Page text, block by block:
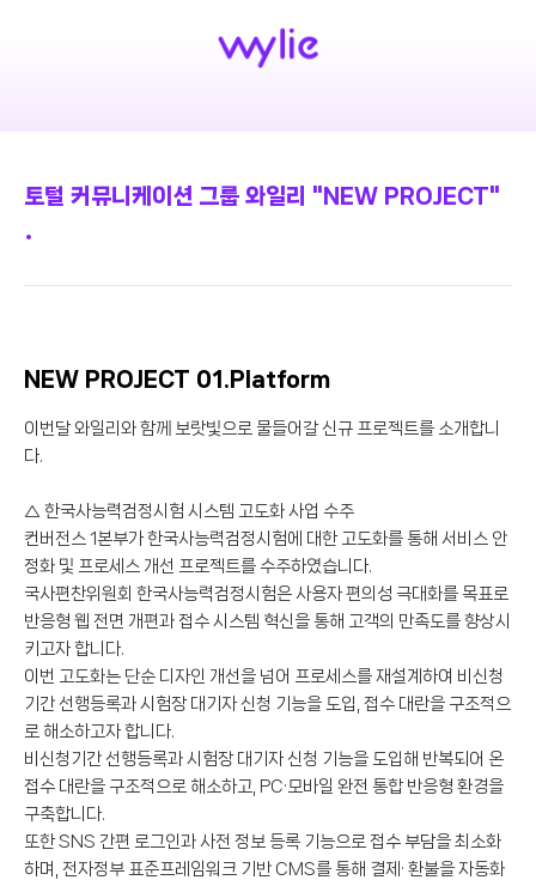
토털 커뮤니케이션 그룹 와일리 "NEW PROJECT"
NEW PROJECT 01.Platform
이번달 와일리와 함께 보랏빛으로 물들어갈 신규 프로젝트를 소개합니
다.
△ 한국사능력검정시험 시스템 고도화 사업 수주
컨버전스 1본부가 한국사능력검정시험에 대한 고도화를 통해 서비스 안
정화 및 프로세스 개선 프로젝트를 수주하였습니다.
국사편찬위원회 한국사능력검정시험은 사용자 편의성 극대화를 목표로
반응형 웹 전면 개편과 접수 시스템 혁신을 통해 고객의 만족도를 향상시
키고자 합니다.
이번 고도화는 단순 디자인 개선을 넘어 프로세스를 재설계하여 비신청
기간 선행등록과 시험장 대기자 신청 기능을 도입, 접수 대란을 구조적으
로 해소하고자 합니다.
비신청기간 선행등록과 시험장 대기자 신청 기능을 도입해 반복되어 온
접수 대란을 구조적으로 해소하고, PC·모바일 완전 통합 반응형 환경을
구축합니다.
또한 SNS 간편 로그인과 사전 정보 등록 기능으로 접수 부담을 최소화
하며, 전자정부 표준프레임워크 기반 CMS를 통해 결제· 환불을 자동화